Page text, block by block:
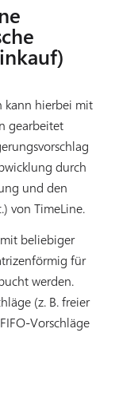
kann hierbei mit
gearbeitet
durch
und den
von TimeLine.
beliebiger
für
werden.
(z. B. freier
Vorschläge